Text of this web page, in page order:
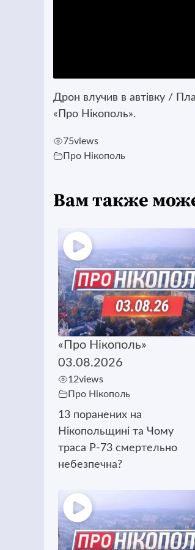
Дрон влучив в автівку /
«Про Нікополь».
75views
Про Нікополь
Вам также
«Про Нікополь»
03.08.2026
12views
Про Нікополь
13 поранених на
Нікопольщині та Чому
траса Р-73 смертельно
небезпечна?